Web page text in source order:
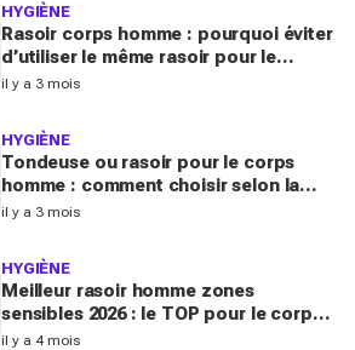
HYGIÈNE
Rasoir corps homme : pourquoi éviter
d’utiliser le même rasoir pour le
visage et le corps
il y a 3 mois
HYGIÈNE
Tondeuse ou rasoir pour le corps
homme : comment choisir selon la
zone (torse, dos, aisselles, intime) ?
il y a 3 mois
HYGIÈNE
Meilleur rasoir homme zones
sensibles 2026 : le TOP pour le corps
et la zone intime
il y a 4 mois